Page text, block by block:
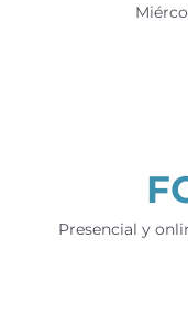
Presencial y